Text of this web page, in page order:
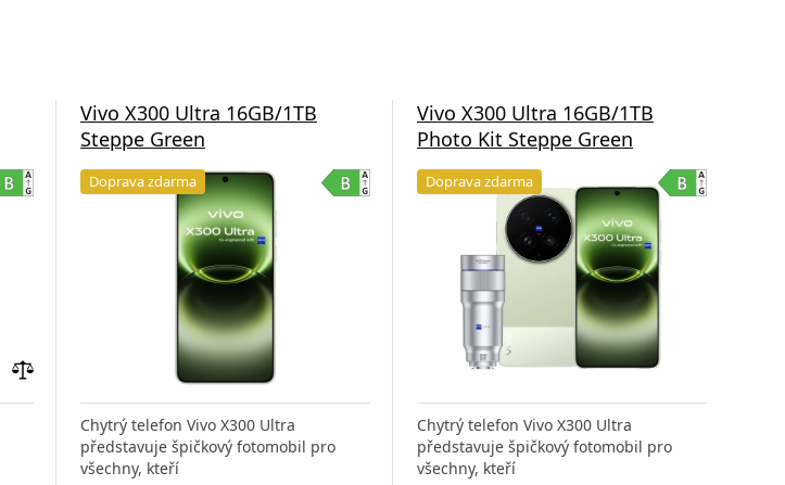
porovnání
Vivo X300 Ultra 16GB/1TB
Steppe Green
Doprava zdarma
Chytrý telefon Vivo X300 Ultra
představuje špičkový fotomobil pro
všechny, kteří
Vivo X300 Ultra 16GB/1TB
Photo Kit Steppe Green
Doprava zdarma
Chytrý telefon Vivo X300 Ultra
představuje špičkový fotomobil pro
všechny, kteří